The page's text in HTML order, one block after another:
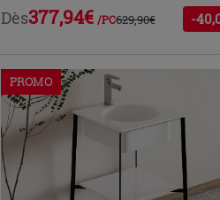
Dès377,94€ /PC629,90€ -
PROMO